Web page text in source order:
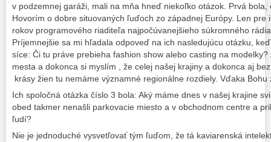
v podzemnej garáži, mali na mňa hneď niekoľko otázok. Prvá
Hovorím o dobre situovaných ľuďoch zo západnej Európy. Len pre
rokov programového riaditeľa najpočúvanejšieho súkromného
Príjemnejšie sa mi hľadala odpoveď na ich nasledujúcu otázku,
síce: Či tu práve prebieha fashion show alebo casting na
mesta a dokonca si myslím , že celej našej krajiny a dokonca aj
krásy žien tu nemáme významné regionálne rozdiely. Vďaka Bohu
Ich spoločná otázka číslo 3 bola: Aký máme dnes v našej krajine
obed takmer nenašli parkovacie miesto a v obchodnom centre a
ľudí?
Nie je jednoduché vysvetľovať tým ľuďom, že tá kaviarenská